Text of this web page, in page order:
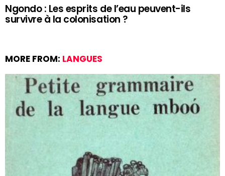
Ngondo : Les esprits de l’eau peuvent-ils
survivre à la colonisation ?
MORE FROM: LANGUES